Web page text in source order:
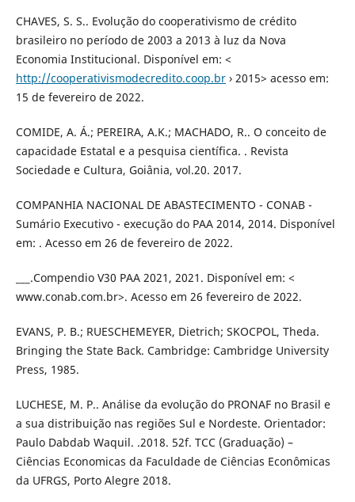
CHAVES, S. S.. Evolução do cooperativismo de crédito
brasileiro no período de 2003 a 2013 à luz da Nova
Economia Institucional. Disponível em: <
http://cooperativismodecredito.coop.br› 2015> acesso em:
15 de fevereiro de 2022.
COMIDE, A. Á.; PEREIRA, A.K.; MACHADO, R.. O conceito de
capacidade Estatal e a pesquisa científica. . Revista
Sociedade e Cultura, Goiânia, vol.20. 2017.
COMPANHIA NACIONAL DE ABASTECIMENTO - CONAB -
Sumário Executivo - execução do PAA 2014, 2014. Disponível
em: . Acesso em 26 de fevereiro de 2022.
___.Compendio V30 PAA 2021, 2021. Disponível em: <
www.conab.com.br>. Acesso em 26 fevereiro de 2022.
EVANS, P. B.; RUESCHEMEYER, Dietrich; SKOCPOL, Theda.
Bringing the State Back. Cambridge: Cambridge University
Press, 1985.
LUCHESE, M. P.. Análise da evolução do PRONAF no Brasil e
a sua distribuição nas regiões Sul e Nordeste. Orientador:
Paulo Dabdab Waquil. .2018. 52f. TCC (Graduação) –
Ciências Economicas da Faculdade de Ciências Econômicas
da UFRGS, Porto Alegre 2018.